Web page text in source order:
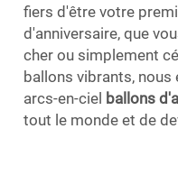
fiers d'être votre
d'anniversaire, que
cher ou simplement
ballons vibrants,
arcs-en-ciel ballons
tout le monde et de